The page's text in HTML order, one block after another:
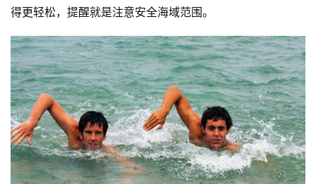
得更轻松，提醒就是注意安全海域范围。